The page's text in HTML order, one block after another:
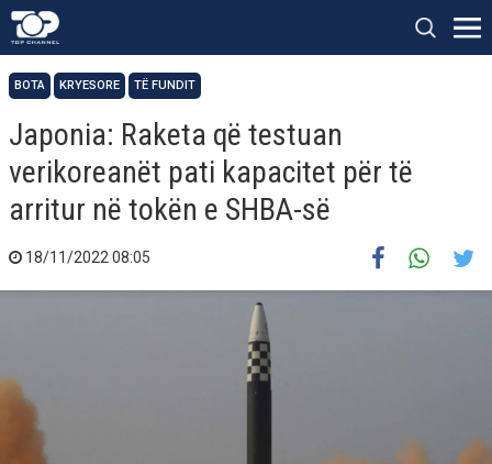
BOTA KRYESORE TË FUNDIT
Japonia: Raketa që testuan
verikoreanët pati kapacitet për të
arritur në tokën e SHBA-së
18/11/2022 08:05